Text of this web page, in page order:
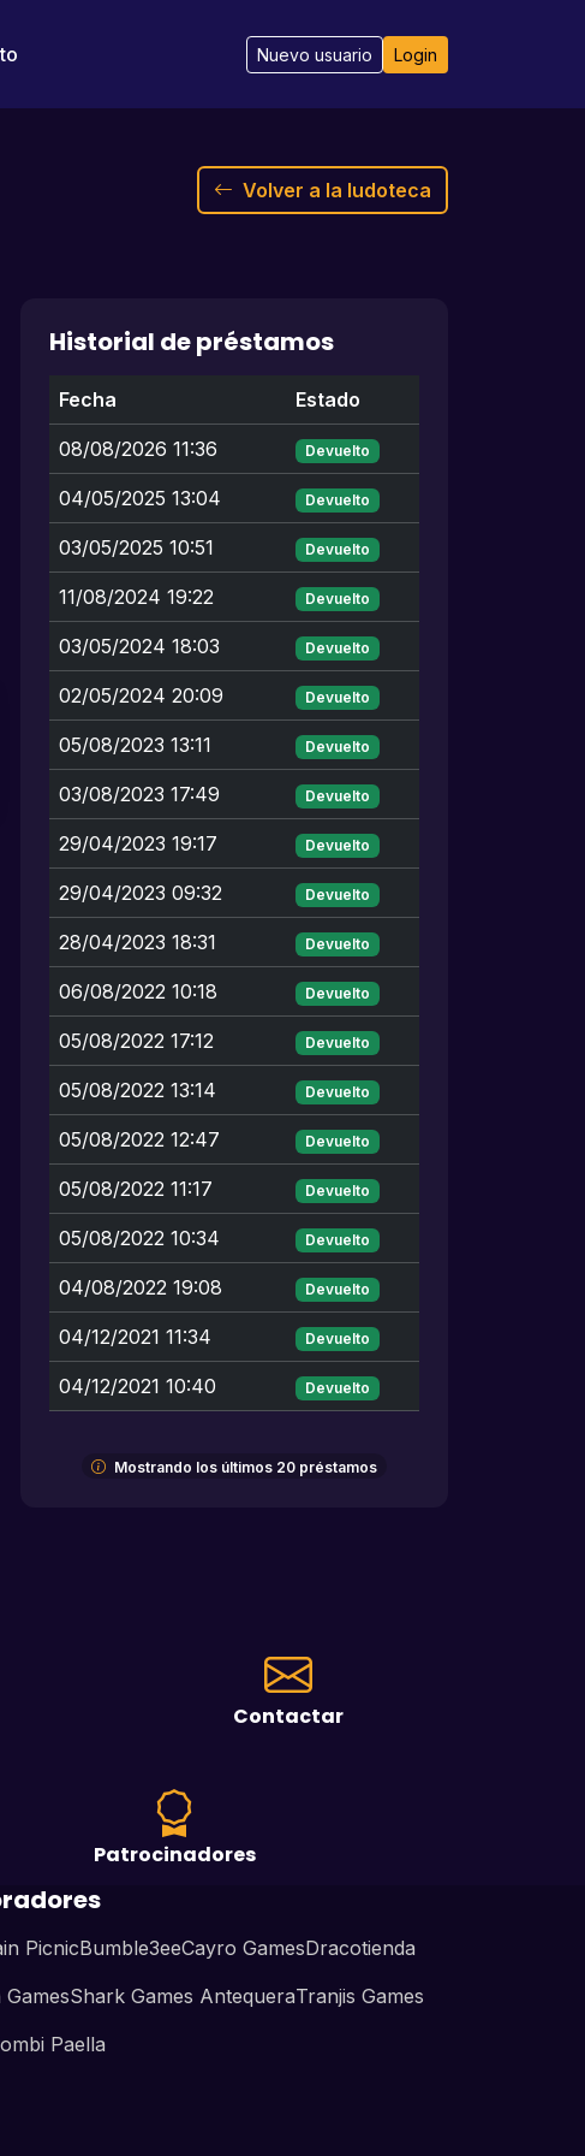
Nuevo usuario Login
Volver a la ludoteca
Historial de préstamos
Fecha Estado
08/08/2026 11:36 Devuelto
04/05/2025 13:04 Devuelto
03/05/2025 10:51 Devuelto
11/08/2024 19:22 Devuelto
03/05/2024 18:03 Devuelto
02/05/2024 20:09 Devuelto
05/08/2023 13:11 Devuelto
03/08/2023 17:49 Devuelto
29/04/2023 19:17 Devuelto
29/04/2023 09:32 Devuelto
28/04/2023 18:31 Devuelto
06/08/2022 10:18 Devuelto
05/08/2022 17:12 Devuelto
05/08/2022 13:14 Devuelto
05/08/2022 12:47 Devuelto
05/08/2022 11:17 Devuelto
05/08/2022 10:34 Devuelto
04/08/2022 19:08 Devuelto
04/12/2021 11:34 Devuelto
04/12/2021 10:40 Devuelto
Mostrando los últimos 20 préstamos
Contactar
Patrocinadores
PicnicBumble3eeCayro GamesDracotienda
Shark Games AntequeraTranjis Games
Paella